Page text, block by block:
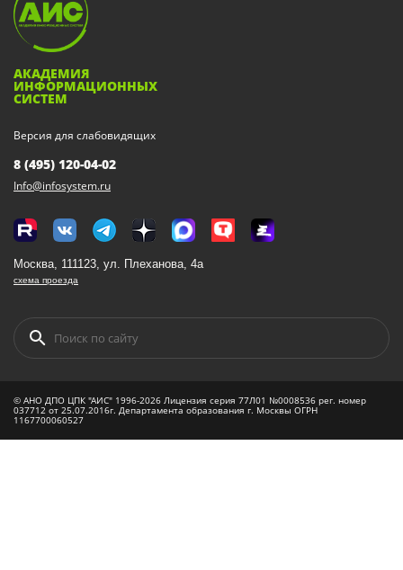
АКАДЕМИЯ
ИНФОРМАЦИОННЫХ
СИСТЕМ
Версия для слабовидящих
8 (495) 120-04-02
Info@infosystem.ru
Москва, 111123, ул. Плеханова, 4а
схема проезда
© АНО ДПО ЦПК "АИС" 1996-2026 Лицензия серия 77Л01 №0008536 рег. номер
037712 от 25.07.2016г. Департамента образования г. Москвы ОГРН
1167700060527